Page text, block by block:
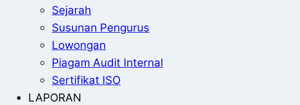
Sejarah
Susunan Pengurus
Lowongan
Piagam Audit Internal
Sertifikat ISO
LAPORAN